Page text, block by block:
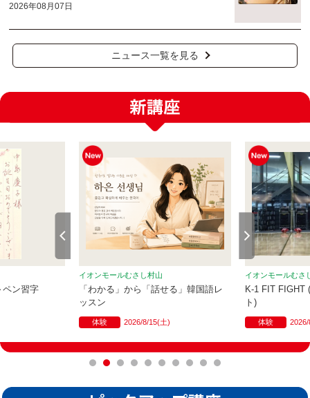
2026年08月07日
ニュース一覧を見る
ペン習字
イオンモールむさし村山
「わかる」から「話せる」韓国語レ
ッスン
体験 2026/8/15(土)
イオンモールむさ
K-1 FIT FIGHT
ト)
体験